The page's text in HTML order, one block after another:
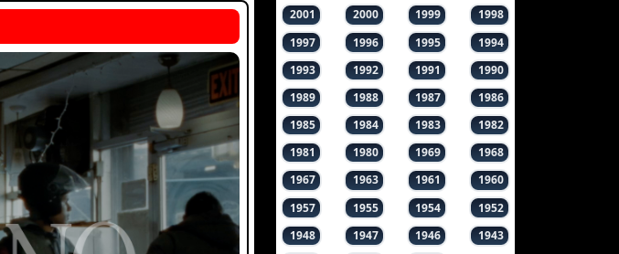
2001
2000 1999
1998
1997
1996 1995
1994
1993
1992 1991
1990
1989
1988 1987
1986
1985
1984 1983
1982
1981
1980 1969
1968
1967
1963 1961
1960
1957
1955 1954
1952
1948
1947 1946
1943